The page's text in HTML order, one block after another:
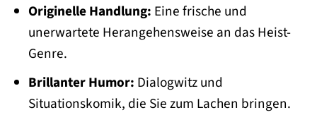
Originelle Handlung: Eine frische und
unerwartete Herangehensweise an das Heist-
Genre.
Brillanter Humor: Dialogwitz und
Situationskomik, die Sie zum Lachen bringen.